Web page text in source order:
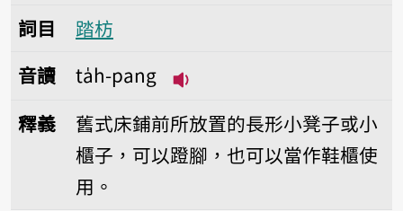
詞目
踏枋
音讀
ta̍h-pang
釋義
舊式床鋪前所放置的長形小凳子或小
櫃子，可以蹬腳，也可以當作鞋櫃使
用。